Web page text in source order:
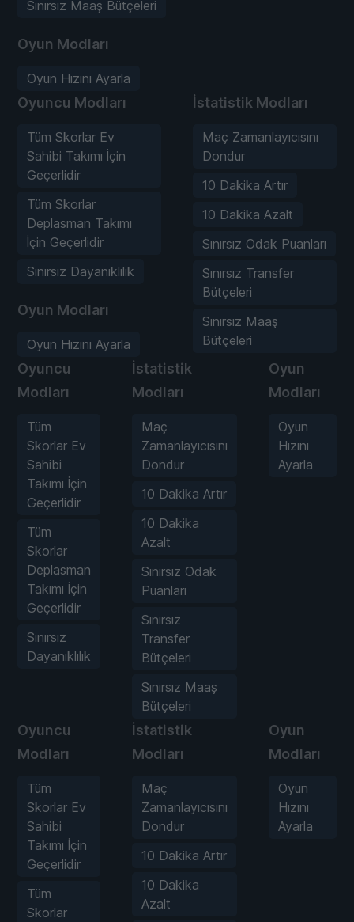
Sınırsız Maaş Bütçeleri
Oyun Modları
Oyun Hızını Ayarla
Oyuncu Modları
Tüm Skorlar Ev
Sahibi Takımı İçin
Geçerlidir
Tüm Skorlar
Deplasman Takımı
İçin Geçerlidir
Sınırsız Dayanıklılık
Oyun Modları
Oyun Hızını Ayarla
İstatistik Modları
Maç Zamanlayıcısını
Dondur
10 Dakika Artır
10 Dakika Azalt
Sınırsız Odak Puanları
Sınırsız Transfer
Bütçeleri
Sınırsız Maaş
Bütçeleri
Oyuncu
Modları
Tüm
Skorlar Ev
Sahibi
Takımı İçin
Geçerlidir
Tüm
Skorlar
Deplasman
Takımı İçin
Geçerlidir
Sınırsız
Dayanıklılık
İstatistik
Modları
Maç
Zamanlayıcısını
Dondur
10 Dakika Artır
10 Dakika
Azalt
Sınırsız Odak
Puanları
Sınırsız
Transfer
Bütçeleri
Sınırsız Maaş
Bütçeleri
Oyun
Modları
Oyun
Hızını
Ayarla
Oyuncu
Modları
Tüm
Skorlar Ev
Sahibi
Takımı İçin
Geçerlidir
Tüm
Skorlar
İstatistik
Modları
Maç
Zamanlayıcısını
Dondur
10 Dakika Artır
10 Dakika
Azalt
Oyun
Modları
Oyun
Hızını
Ayarla